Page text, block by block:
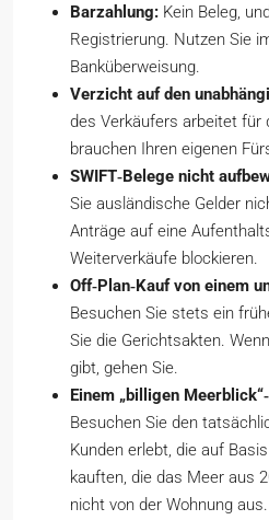
Barzahlung: Kein Beleg,
Registrierung. Nutzen Sie
Banküberweisung.
Verzicht auf den
des Verkäufers arbeitet für
brauchen Ihren eigenen
SWIFT‑Belege nicht
Sie ausländische Gelder
Anträge auf eine
Weiterverkäufe blockieren.
Off‑Plan‑Kauf von einem
Besuchen Sie stets ein
Sie die Gerichtsakten.
gibt, gehen Sie.
Einem „billigen
Besuchen Sie den
Kunden erlebt, die auf
kauften, die das Meer aus
nicht von der Wohnung aus.